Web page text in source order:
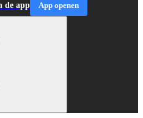
de app App openen